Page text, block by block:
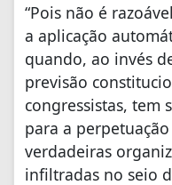
“Pois não é
a aplicação
quando, ao invés
previsão
congressistas, tem
para a
verdadeiras
infiltradas no seio